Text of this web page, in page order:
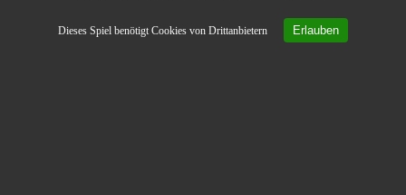
Dieses Spiel benötigt Cookies von Drittanbietern Erlauben